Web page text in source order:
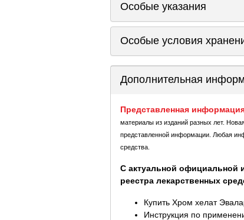
Особые указания
Особые условия
Дополнительная
Представленная
материалы из изданий разных лет.
представленной информации. Любая
средства.
С актуальной официальной
реестра лекарственных
Купить Хром хелат
Инструкция по